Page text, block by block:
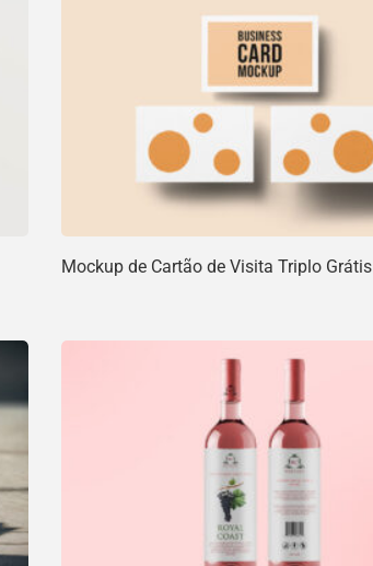
Mockup de Cartão de Visita Triplo Grátis